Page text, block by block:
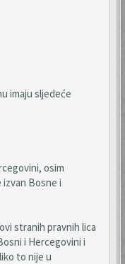
imaju sljedeće
osim
Bosne i
stranih pravnih lica
i Hercegovini i
to nije u